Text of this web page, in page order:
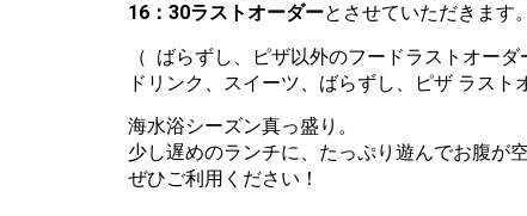
16：30ラストオーダーとさせていただきます。
（ ばらずし、ピザ以外のフードラストオー
ドリンク、スイーツ、ばらずし、ピザ ラスト
海水浴シーズン真っ盛り。
少し遅めのランチに、たっぷり遊んでお腹が
ぜひご利用ください！